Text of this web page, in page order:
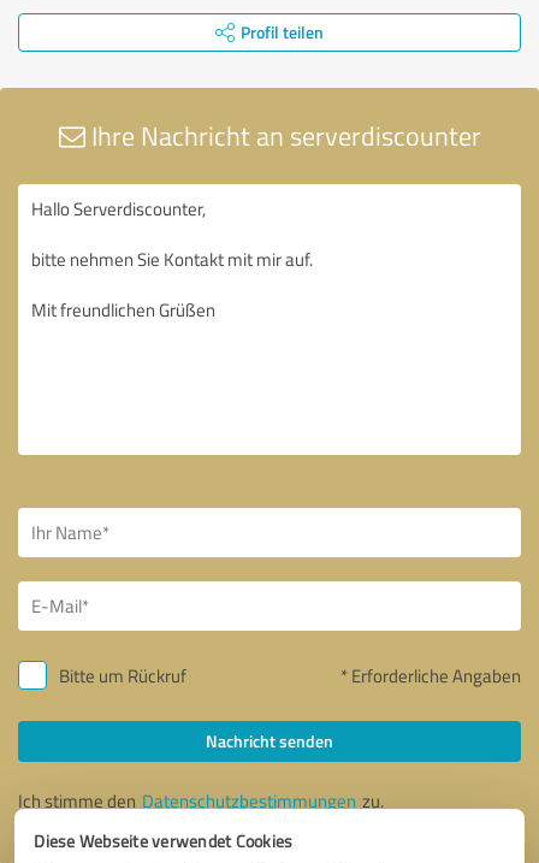
Diese Webseite verwendet Cookies
Profil teilen
Ihre Nachricht an serverdiscounter
Bitte um Rückruf * Erforderliche Angaben
Nachricht senden
Ich stimme den Datenschutzbestimmungen zu.